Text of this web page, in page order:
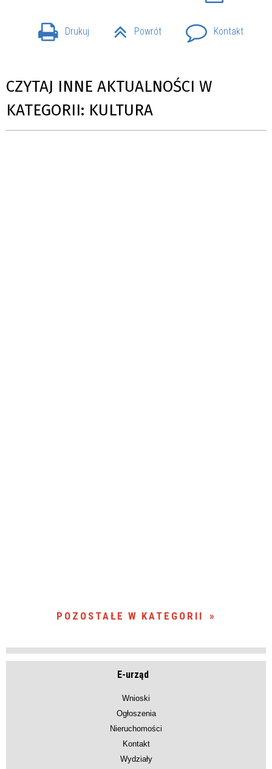
Drukuj Powrót Kontakt
CZYTAJ INNE AKTUALNOŚCI W
KATEGORII: KULTURA
POZOSTAŁE W KATEGORII
E-urząd
Wnioski
Ogłoszenia
Nieruchomości
Kontakt
Wydziały